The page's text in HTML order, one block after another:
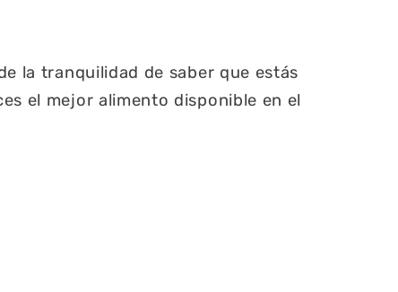
la tranquilidad de saber que estás
el mejor alimento disponible en el